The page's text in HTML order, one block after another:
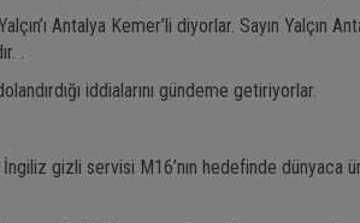
Antalya Kemer’li diyorlar. Sayın Yalçın
.
iddialarını gündeme getiriyorlar.
gizli servisi M16’nın hedefinde dünyaca